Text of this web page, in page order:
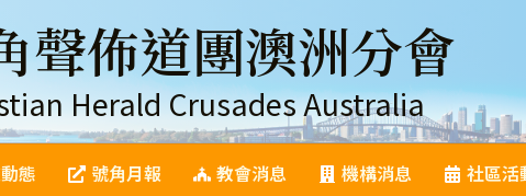
聲佈道團澳洲分會
Herald Crusades Australia
態 號角月報 教會消息 機構消息 社區活